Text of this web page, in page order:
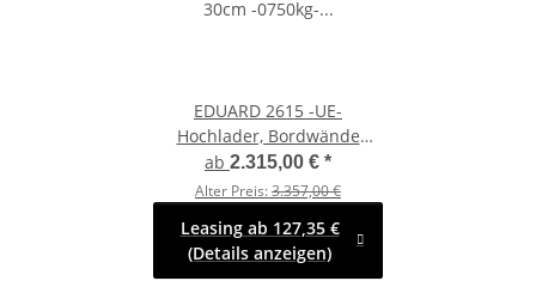
EDUARD 2615 -UE-
Hochlader, Bordwände
30cm -0750kg- Lfh: 72cm
-155R13 mit EDUARD 2615 -
Laubgitter pendelbar - 70cm
hoch
ab 2.315,00 € *
Alter Preis:3.357,00 €
Leasing ab 127,35 €
(Details anzeigen)